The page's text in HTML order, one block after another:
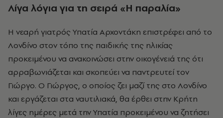
Λίγα λόγια για τη σειρά «Η παραλία»
Η νεαρή γιατρός Υπατία Αρχοντάκη επιστρέφει από το
Λονδίνο στον τόπο της παιδικής της ηλικίας
προκειμένου να ανακοινώσει στην οικογένειά της ότι
αρραβωνιάζεται και σκοπεύει να παντρευτεί τον
Γιώργο. Ο Γιώργος, ο οποίος ζει μαζί της στο Λονδίνο
και εργάζεται στα ναυτιλιακά, θα έρθει στην Κρήτη
λίγες ημέρες μετά την Υπατία προκειμένου να ζητήσει